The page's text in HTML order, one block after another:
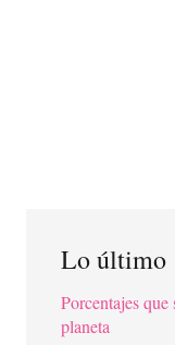
Lo último
Porcentajes
planeta